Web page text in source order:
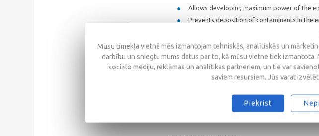
Allows developing maximum power of the
Prevents deposition of contaminants in the
SPECIFICATIONS
SAE: 5W/30
ACEA: A5/B5, A1/B1
Mūsu tīmekļa vietnē mēs izmantojam tehniskās, analītiskās un
darbību un sniegtu mums datus par to, kā mūsu vietne tiek
sociālo mediju, reklāmas un analītikas partneriem, un tie var
saviem resursiem. Jūs varat
Piekrist